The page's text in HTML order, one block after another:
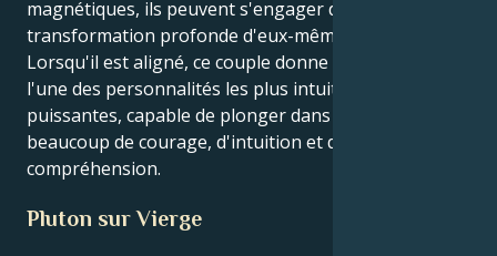
magnétiques, ils peuvent s'engager dans une
transformation profonde d'eux-mêmes et des autres.
Lorsqu'il est aligné, ce couple donne naissance à
l'une des personnalités les plus intuitives et les plus
puissantes, capable de plonger dans la vie avec
beaucoup de courage, d'intuition et de
compréhension.
Pluton sur Vierge